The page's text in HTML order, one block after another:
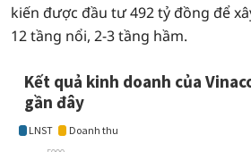
kiến được đầu tư 492 tỷ đồng để
12 tầng nổi, 2-3 tầng hầm.